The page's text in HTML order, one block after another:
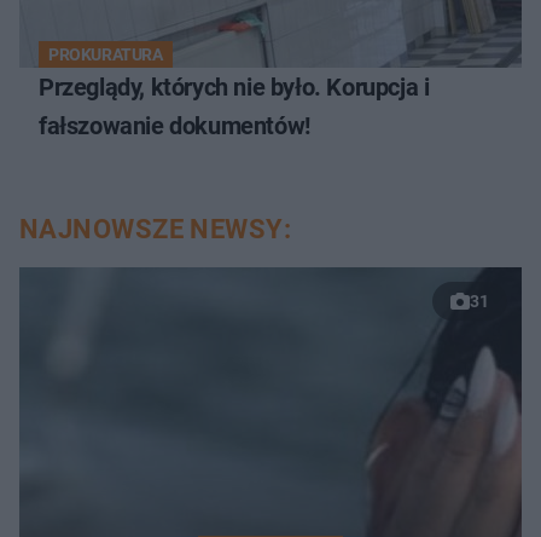
PROKURATURA
Przeglądy, których nie było. Korupcja i
fałszowanie dokumentów!
NAJNOWSZE NEWSY:
31